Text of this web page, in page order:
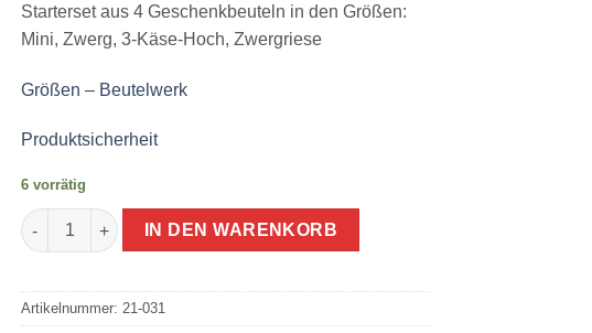
Starterset aus 4 Geschenkbeuteln in den Größen:
Mini, Zwerg, 3-Käse-Hoch, Zwergriese
Größen – Beutelwerk
Produktsicherheit
6 vorrätig
Gechenkbeutel die nachhaltige Alternative Schlittenfahrt I Starterset Menge
IN DEN WARENKORB
Artikelnummer:21-031